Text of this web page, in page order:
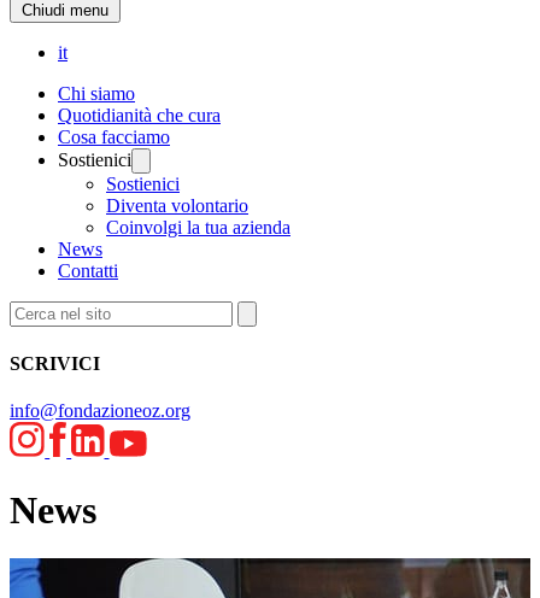
Chiudi menu
it
Chi siamo
Quotidianità che cura
Cosa facciamo
Sostienici
Sostienici
Diventa volontario
Coinvolgi la tua azienda
News
Contatti
SCRIVICI
info@fondazioneoz.org
News